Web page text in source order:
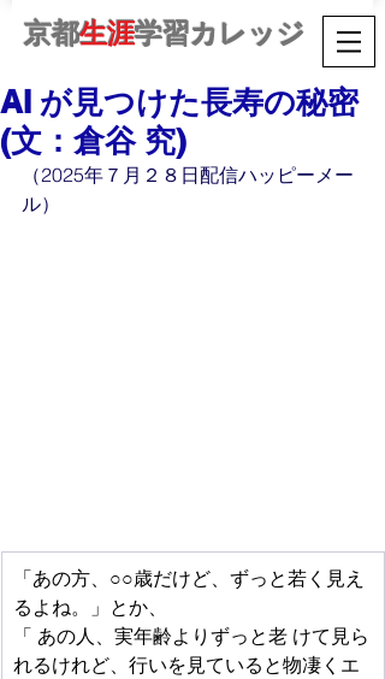
京都生涯学習カレッジ
AI が見つけた長寿の秘密
(文：倉谷 究)
（2025年７月２８日配信ハッピーメー
ル）
「あの方、○○歳だけど、ずっと若く見え
るよね。」とか、
「 あの人、実年齢よりずっと老 けて見ら
れるけれど、行いを見ていると物凄くエ